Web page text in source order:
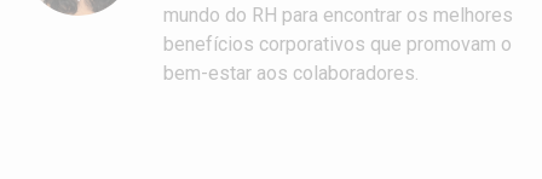
mundo do RH para encontrar os melhores
benefícios corporativos que promovam o
bem-estar aos colaboradores.